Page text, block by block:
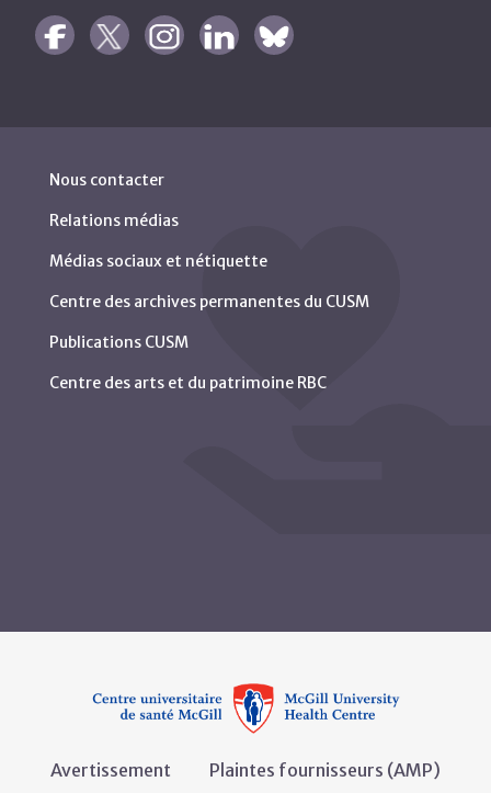
Nous contacter
Relations médias
Médias sociaux et nétiquette
Centre des archives permanentes du CUSM
Publications CUSM
Centre des arts et du patrimoine RBC
Avertissement Plaintes fournisseurs (AMP)